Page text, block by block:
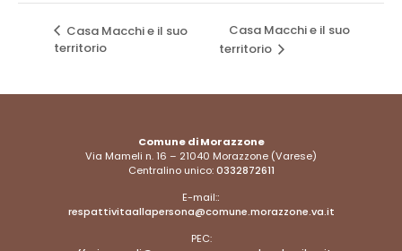
Casa Macchi e il suo
territorio
Casa Macchi e il suo
territorio
Comune di Morazzone
Via Mameli n. 16 – 21040 Morazzone (Varese)
Centralino unico:0332872611
E-mail::
respattivitaallapersona@comune.morazzone.va.it
PEC: